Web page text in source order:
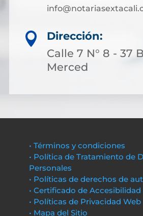

Dirección:
Calle 7 N° 8 - 37
Merced
• Términos y condiciones
• Política de Tratamiento de
Personales
• Políticas de derechos de
• Certificado de Accesibilidad
• Políticas de Privacidad Web
• Mapa del Sitio